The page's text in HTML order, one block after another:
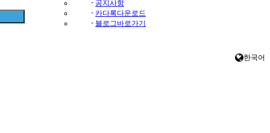
- 공지사항
- 카다록다운로드
- 블로그바로가기
한국어